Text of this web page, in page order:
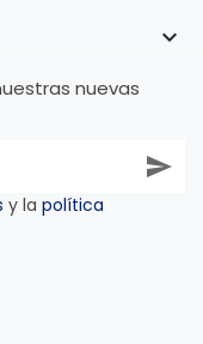

nuevas
y la política